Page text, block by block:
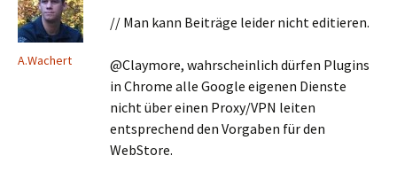
A.Wachert
// Man kann Beiträge leider nicht editieren.
@Claymore, wahrscheinlich dürfen Plugins
in Chrome alle Google eigenen Dienste
nicht über einen Proxy/VPN leiten
entsprechend den Vorgaben für den
WebStore.